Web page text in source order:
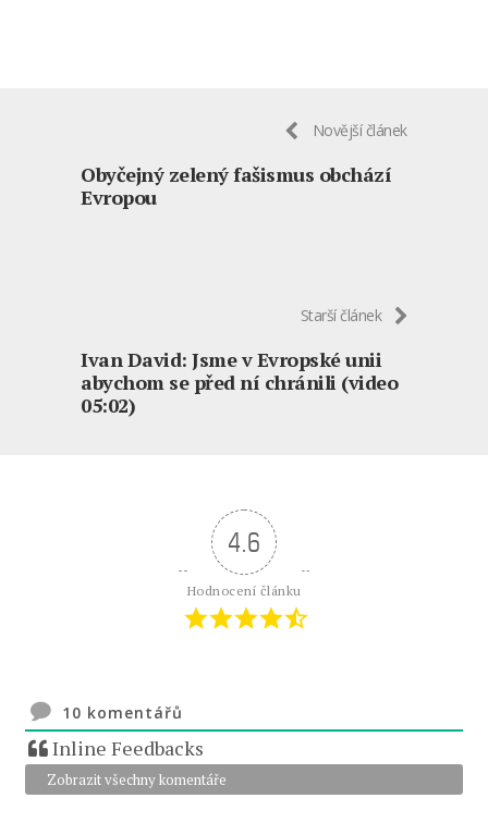
Novější článek
Obyčejný zelený fašismus obchází
Evropou
Starší článek
Ivan David: Jsme v Evropské unii
abychom se před ní chránili (video
05:02)
4.6
Hodnocení článku
10 komentářů
Inline Feedbacks
Zobrazit všechny komentáře